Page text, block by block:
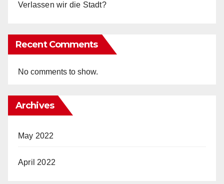
Verlassen wir die Stadt?
Recent Comments
No comments to show.
Archives
May 2022
April 2022